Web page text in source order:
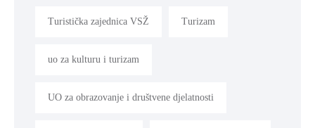
Turistička zajednica VSŽ Turizam
uo za kulturu i turizam
UO za obrazovanje i društvene djelatnosti